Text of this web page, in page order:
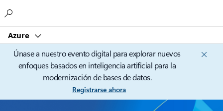
Azure
Únase a nuestro evento digital para explorar nuevos
enfoques basados en inteligencia artificial para la
modernización de bases de datos.
Registrarse ahora